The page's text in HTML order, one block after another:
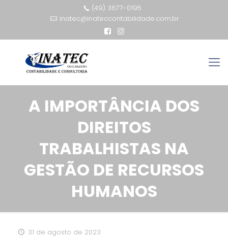
(49) 3677-0195
inatec@inateccontabilidade.com.br
A IMPORTÂNCIA DOS
DIREITOS
TRABALHISTAS NA
GESTÃO DE RECURSOS
HUMANOS
31 de agosto de 2023